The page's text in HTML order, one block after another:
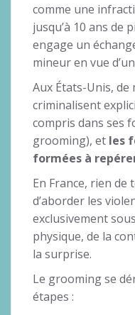
comme une
jusqu’à 10 ans de
engage un
mineur en vue
Aux États-Unis,
criminalisent
compris dans ses
grooming), et les
formées à
En France, rien de
d’aborder les
exclusivement
physique, de la
la surprise.
Le grooming se
étapes :